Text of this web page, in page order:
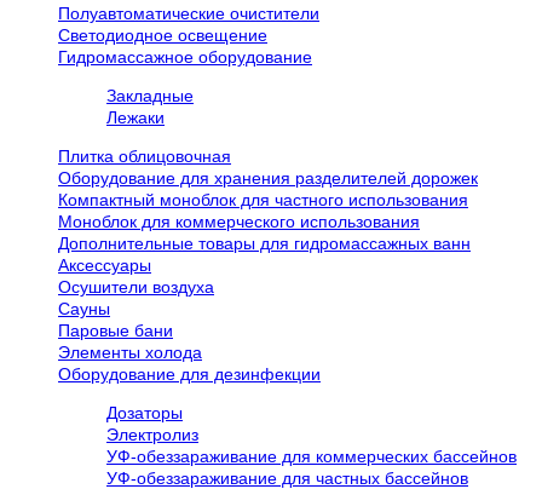
Полуавтоматические очистители
Светодиодное освещение
Гидромассажное оборудование
Закладные
Лежаки
Плитка облицовочная
Оборудование для хранения разделителей дорожек
Компактный моноблок для частного использования
Моноблок для коммерческого использования
Дополнительные товары для гидромассажных ванн
Аксессуары
Осушители воздуха
Сауны
Паровые бани
Элементы холода
Оборудование для дезинфекции
Дозаторы
Электролиз
УФ-обеззараживание для коммерческих бассейнов
УФ-обеззараживание для частных бассейнов